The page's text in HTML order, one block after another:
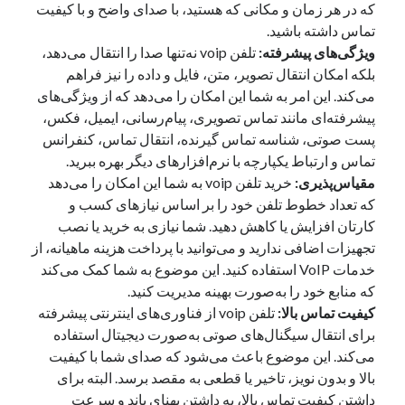
که در هر زمان و مکانی که هستید، با صدای واضح و با کیفیت
تماس داشته باشید.
ویژگی‌های پیشرفته:
تلفن voip نه‌تنها صدا را انتقال می‌دهد،
بلکه امکان انتقال تصویر، متن، فایل و داده را نیز فراهم
می‌کند. این امر به شما این امکان را می‌دهد که از ویژگی‌های
پیشرفته‌ای مانند تماس تصویری، پیام‌رسانی، ایمیل، فکس،
پست صوتی، شناسه تماس گیرنده، انتقال تماس، کنفرانس
تماس و ارتباط یکپارچه با نرم‌افزارهای دیگر بهره ببرید.
مقیاس‌پذیری:
خرید تلفن voip به شما این امکان را می‌دهد
که تعداد خطوط تلفن خود را بر اساس نیازهای کسب و
کارتان افزایش یا کاهش دهید. شما نیازی به خرید یا نصب
تجهیزات اضافی ندارید و می‌توانید با پرداخت هزینه ماهیانه، از
خدمات VoIP استفاده کنید. این موضوع به شما کمک می‌کند
که منابع خود را به‌صورت بهینه مدیریت کنید.
کیفیت تماس بالا:
تلفن voip از فناوری‌های اینترنتی پیشرفته
برای انتقال سیگنال‌های صوتی به‌صورت دیجیتال استفاده
می‌کند. این موضوع باعث می‌شود که صدای شما با کیفیت
بالا و بدون نویز، تاخیر یا قطعی به مقصد برسد. البته برای
داشتن کیفیت تماس بالا، به داشتن پهنای باند و سرعت